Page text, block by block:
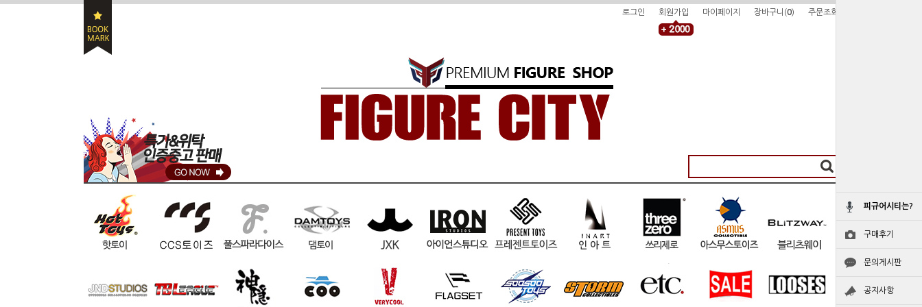
피규어시티는?
구매후기
문의게시판
공지사항
로그인 회원가입 마이페이지 장바구니(0) 주문조회